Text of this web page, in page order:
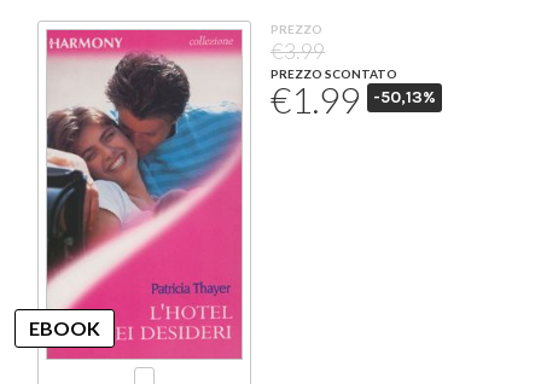
PREZZO
€3.99
PREZZO SCONTATO
€1.99 -50,13%